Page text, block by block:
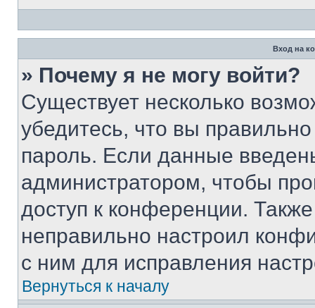
Вход на
» Почему я не могу войти?
Существует несколько
убедитесь, что вы
пароль. Если данные
администратором, чтобы
доступ к конференции.
неправильно настроил
с ним для исправления
Вернуться к началу